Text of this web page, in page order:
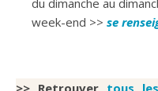
week-end >> se
>> Retrouver tous